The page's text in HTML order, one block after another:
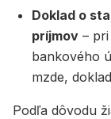
Doklad o
príjmov –
bankového
mzde,
Podľa dôvodu